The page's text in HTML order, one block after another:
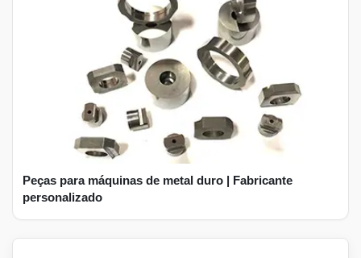
Peças para máquinas de metal duro | Fabricante
personalizado